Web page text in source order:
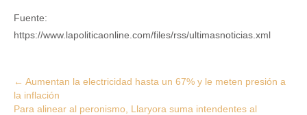
Fuente:
https://www.lapoliticaonline.com/files/rss/ultimasnoticias.xml
Post
navigation
← Aumentan la electricidad hasta un 67% y le meten presión a
la inflación
Para alinear al peronismo, Llaryora suma intendentes al